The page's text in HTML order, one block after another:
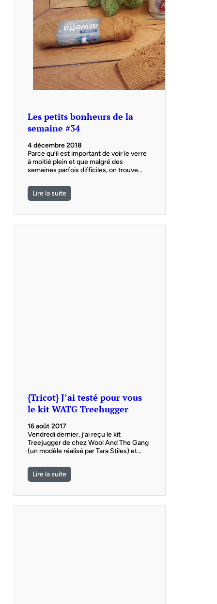
Les petits bonheurs de la
semaine #34
4 décembre 2018
Parce qu’il est important de voir le verre
à moitié plein et que malgré des
semaines parfois difficiles, on trouve…
Lire la suite
{Tricot} J’ai testé pour vous
le kit WATG Treehugger
16 août 2017
Vendredi dernier, j’ai reçu le kit
Treejugger de chez Wool And The Gang
(un modèle réalisé par Tara Stiles) et…
Lire la suite